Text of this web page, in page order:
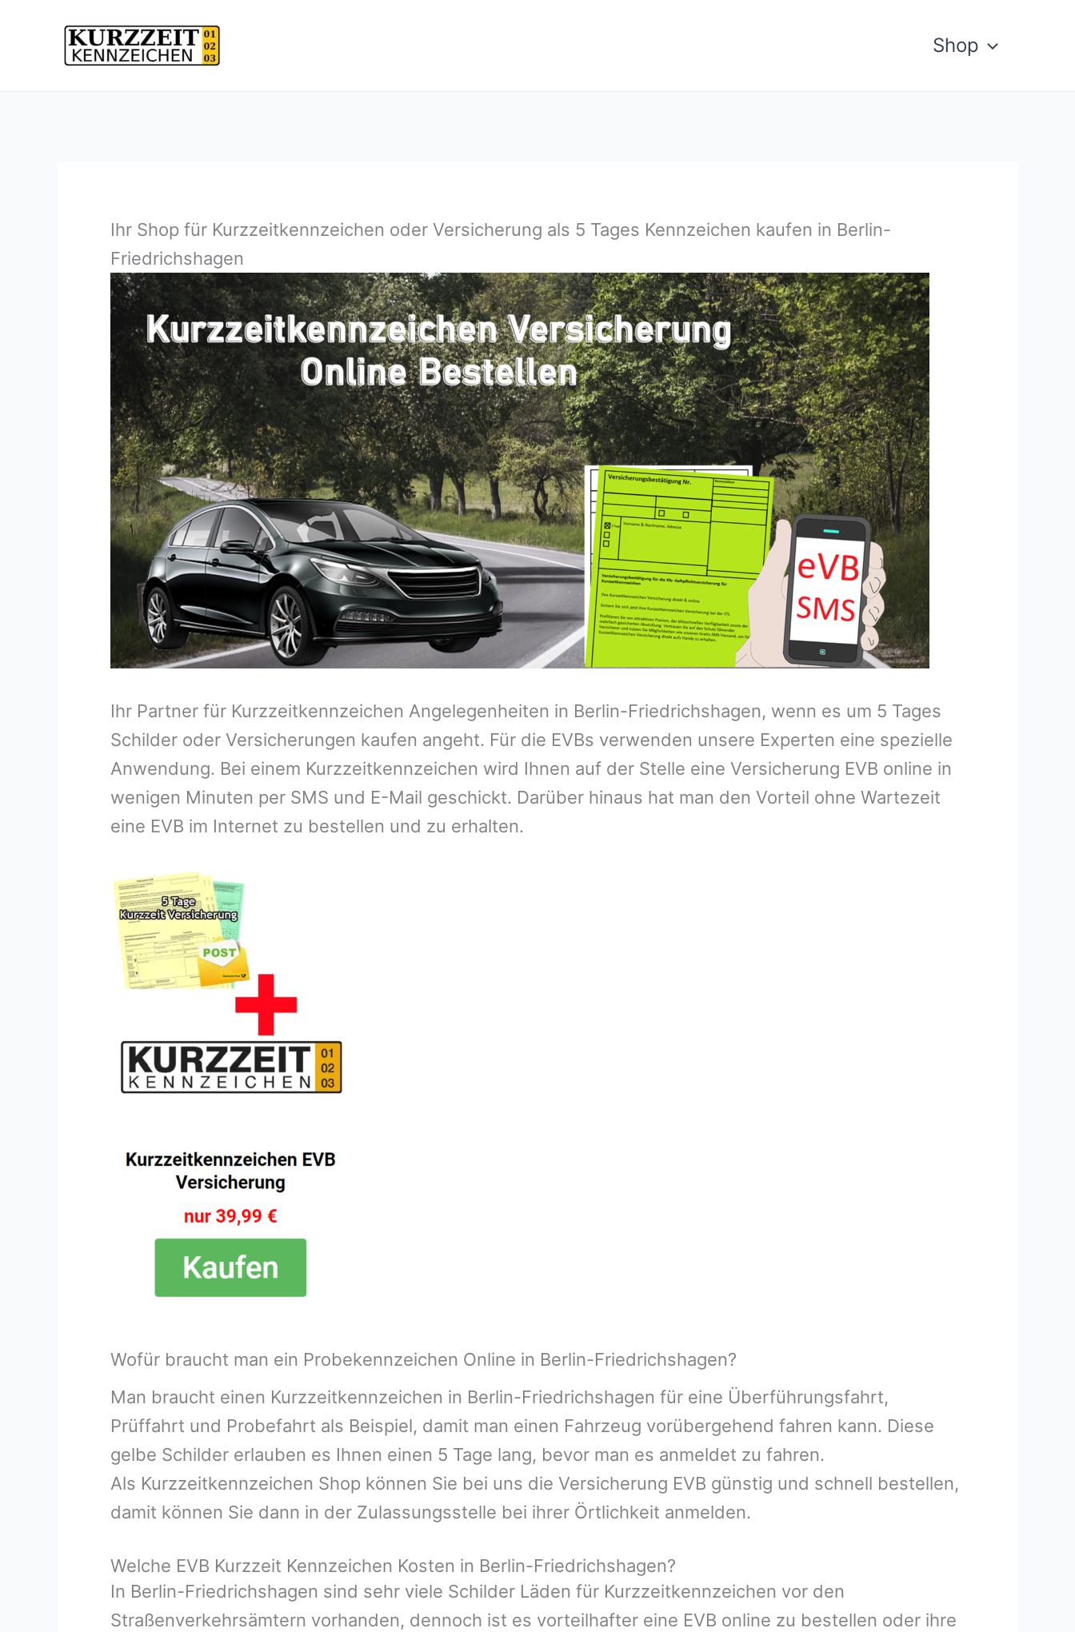
springen
Shop
Ihr Shop für Kurzzeitkennzeichen oder Versicherung als 5 Tages Kennzeichen kaufen in Berlin-
Friedrichshagen
Ihr Partner für Kurzzeitkennzeichen Angelegenheiten in Berlin-Friedrichshagen, wenn es um 5 Tages
Schilder oder Versicherungen kaufen angeht. Für die EVBs verwenden unsere Experten eine spezielle
Anwendung. Bei einem Kurzzeitkennzeichen wird Ihnen auf der Stelle eine Versicherung EVB online in
wenigen Minuten per SMS und E-Mail geschickt. Darüber hinaus hat man den Vorteil ohne Wartezeit
eine EVB im Internet zu bestellen und zu erhalten.
Wofür braucht man ein Probekennzeichen Online in Berlin-Friedrichshagen?
Man braucht einen Kurzzeitkennzeichen in Berlin-Friedrichshagen für eine Überführungsfahrt,
Prüffahrt und Probefahrt als Beispiel, damit man einen Fahrzeug vorübergehend fahren kann. Diese
gelbe Schilder erlauben es Ihnen einen 5 Tage lang, bevor man es anmeldet zu fahren.
Als Kurzzeitkennzeichen Shop können Sie bei uns die Versicherung EVB günstig und schnell bestellen,
damit können Sie dann in der Zulassungsstelle bei ihrer Örtlichkeit anmelden.
Welche EVB Kurzzeit Kennzeichen Kosten in Berlin-Friedrichshagen?
In Berlin-Friedrichshagen sind sehr viele Schilder Läden für Kurzzeitkennzeichen vor den
Straßenverkehrsämtern vorhanden, dennoch ist es vorteilhafter eine EVB online zu bestellen oder ihre